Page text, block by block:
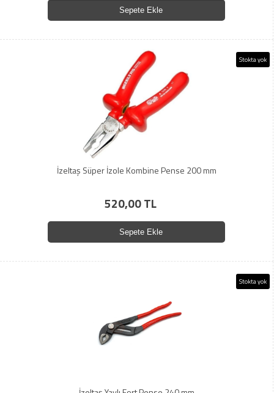
Sepete Ekle
Stokta yok
İzeltaş Süper İzole Kombine Pense 200 mm
520,00 TL
Sepete Ekle
Stokta yok